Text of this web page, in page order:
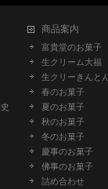
商品案内
富貴堂のお菓子
生クリーム大福
生クリーきんとん
春のお菓子
夏のお菓子
秋のお菓子
冬のお菓子
慶事のお菓子
佛事のお菓子
詰め合わせ